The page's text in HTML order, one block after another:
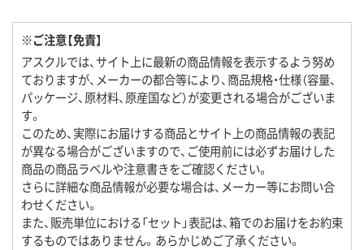
※ご注意【免責】
アスクルでは、サイト上に最新の商品情報を表示するよう努め
ておりますが、メーカーの都合等により、商品規格・仕様（容量、
パッケージ、原材料、原産国など）が変更される場合がございま
す。
このため、実際にお届けする商品とサイト上の商品情報の表記
が異なる場合がございますので、ご使用前には必ずお届けした
商品の商品ラベルや注意書きをご確認ください。
さらに詳細な商品情報が必要な場合は、メーカー等にお問い合
わせください。
また、販売単位における「セット」表記は、箱でのお届けをお約束
するものではありません。あらかじめご了承ください。